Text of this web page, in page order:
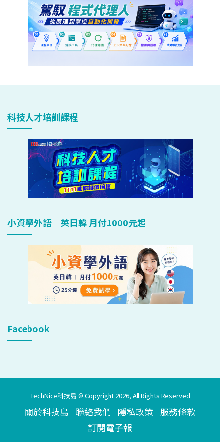
科技人才培訓課程
小資學外語｜英日韓 月付1000元起
Facebook
TechNice科技島 © Copyright 2026, All Rights Reserved
關於科技島 聯絡我們 隱私政策 服務條款
訂閱電子報